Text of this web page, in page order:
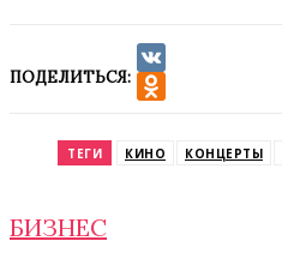
ПОДЕЛИТЬСЯ:
VK
ТЕГИ КИНО КОНЦЕРТЫ
БИЗНЕС